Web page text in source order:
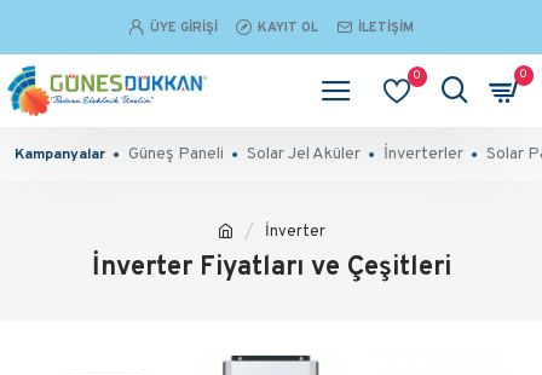
ÜYE GIRIŞI KAYIT OL İLETIŞIM
0 0
Kampanyalar Güneş Paneli Solar Jel Aküler İnverterler Solar
İnverter
İnverter Fiyatları ve Çeşitleri